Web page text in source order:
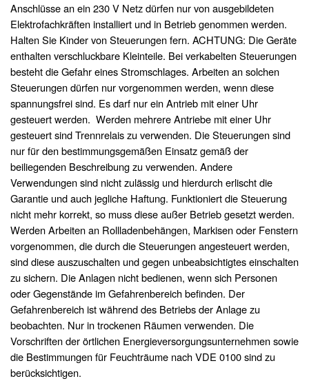
Anschlüsse an ein 230 V Netz dürfen nur von ausgebildeten
Elektrofachkräften installiert und in Betrieb genommen werden.
Halten Sie Kinder von Steuerungen fern. ACHTUNG: Die Geräte
enthalten verschluckbare Kleinteile. Bei verkabelten Steuerungen
besteht die Gefahr eines Stromschlages. Arbeiten an solchen
Steuerungen dürfen nur vorgenommen werden, wenn diese
spannungsfrei sind. Es darf nur ein Antrieb mit einer Uhr
gesteuert werden. Werden mehrere Antriebe mit einer Uhr
gesteuert sind Trennrelais zu verwenden. Die Steuerungen sind
nur für den bestimmungsgemäßen Einsatz gemäß der
beiliegenden Beschreibung zu verwenden. Andere
Verwendungen sind nicht zulässig und hierdurch erlischt die
Garantie und auch jegliche Haftung. Funktioniert die Steuerung
nicht mehr korrekt, so muss diese außer Betrieb gesetzt werden.
Werden Arbeiten an Rollladenbehängen, Markisen oder Fenstern
vorgenommen, die durch die Steuerungen angesteuert werden,
sind diese auszuschalten und gegen unbeabsichtigtes einschalten
zu sichern. Die Anlagen nicht bedienen, wenn sich Personen
oder Gegenstände im Gefahrenbereich befinden. Der
Gefahrenbereich ist während des Betriebs der Anlage zu
beobachten. Nur in trockenen Räumen verwenden. Die
Vorschriften der örtlichen Energieversorgungsunternehmen sowie
die Bestimmungen für Feuchträume nach VDE 0100 sind zu
berücksichtigen.